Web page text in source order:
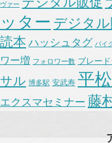
ヴァー
ッター デジタ
読本 ハッシュタグ バイ
ワー増 フォロワー数 ブレー
サル 博多駅 安武寿 平
エクスマセミナー 藤